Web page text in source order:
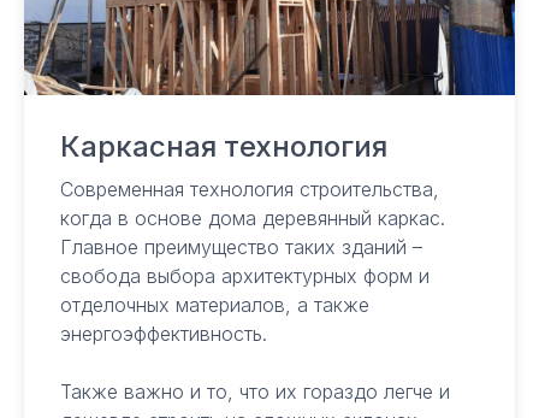
Каркасная технология
Современная технология строительства,
когда в основе дома деревянный каркас.
Главное преимущество таких зданий –
свобода выбора архитектурных форм и
отделочных материалов, а также
энергоэффективность.
Также важно и то, что их гораздо легче и